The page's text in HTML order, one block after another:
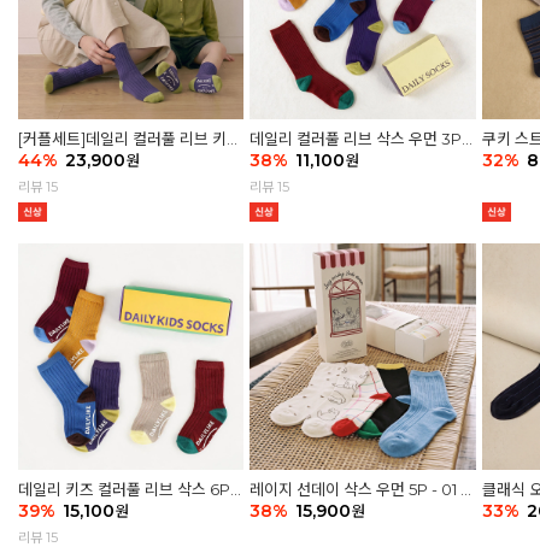
[커플세트]데일리 컬러풀 리브 키즈
6P & 우먼3P 삭스세트
44% 23,900원
리뷰 15
데일리 컬러풀 리브 삭스 우먼 3P
세트
38% 11,100원
리뷰 15
데일리 키즈 컬러풀 리브 삭스 6P -
03 세트
39% 15,100원
리뷰 15
레이지 선데이 삭스 우먼 5P - 01 G
athering
38% 15,900원
쿠키 스
32%
클래식
세트
33%